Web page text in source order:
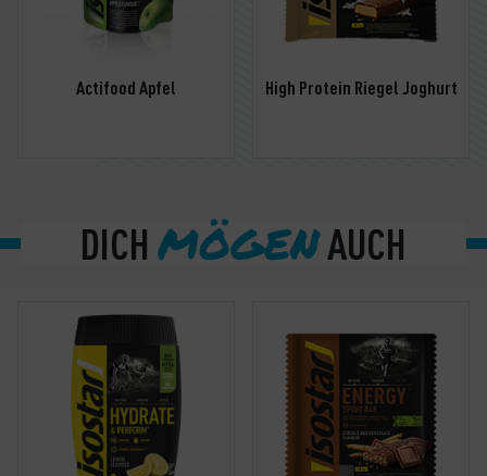
Actifood Apfel High Protein Riegel Joghurt
DICH MÖGENAUCH